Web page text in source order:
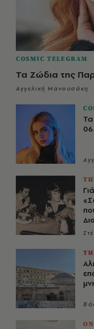
COSMIC TELEGRAM
Τα Ζώδια της
Αγγελική Μανουσάκη